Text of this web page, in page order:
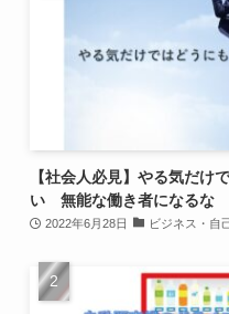
【社会人必見】やる気だけ
い 無能な働き者になるな
2022年6月28日 ビジネス・自